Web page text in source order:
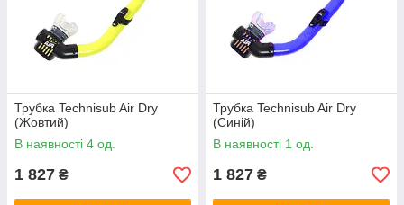
Трубка Technisub Air Dry
(Жовтий)
В наявності 4 од.
1 827 ₴
Трубка Technisub Air Dry
(Синій)
В наявності 1 од.
1 827 ₴